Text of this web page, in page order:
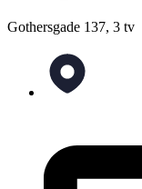
Gothersgade 137, 3 tv